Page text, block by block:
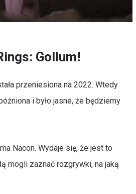
Gollum!
przeniesiona na 2022. Wtedy
i było jasne, że będziemy
Nacon. Wydaje się, że jest to
mogli zaznać rozgrywki, na jaką